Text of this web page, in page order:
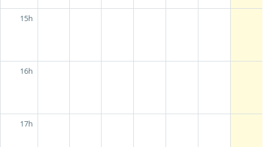
15h
16h
17h